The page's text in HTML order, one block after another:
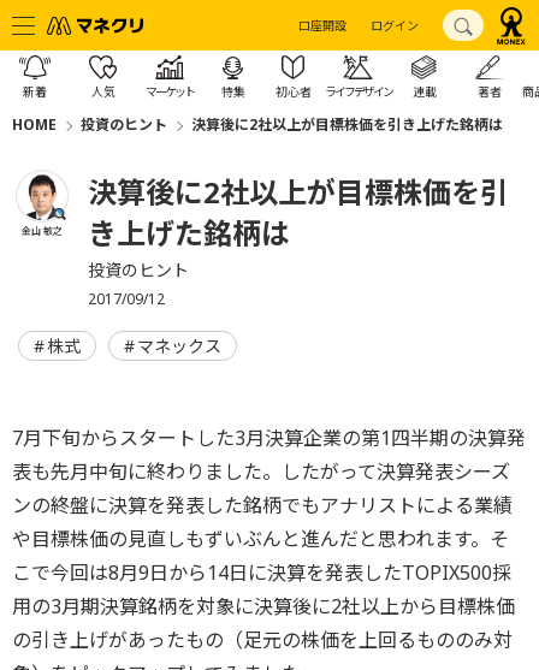
口座開設 ログイン
新着 人気 マーケット 特集 初心者 ライフデザイン 連載 著者 商
HOME 投資のヒント 決算後に2社以上が目標株価を引き上げた銘柄は
金山 敏之
決算後に2社以上が目標株価を引
き上げた銘柄は
投資のヒント
2017/09/12
株式 マネックス
7月下旬からスタートした3月決算企業の第1四半期の決算発
表も先月中旬に終わりました。したがって決算発表シーズ
ンの終盤に決算を発表した銘柄でもアナリストによる業績
や目標株価の見直しもずいぶんと進んだと思われます。そ
こで今回は8月9日から14日に決算を発表したTOPIX500採
用の3月期決算銘柄を対象に決算後に2社以上から目標株価
の引き上げがあったもの（足元の株価を上回るもののみ対